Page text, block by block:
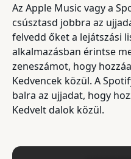
Az Apple Music vagy a
csúsztasd jobbra az
felvedd őket a lejátszási
alkalmazásban érintse
zeneszámot, hogy
Kedvencek közül. A
balra az ujjadat, hogy
Kedvelt dalok közül.